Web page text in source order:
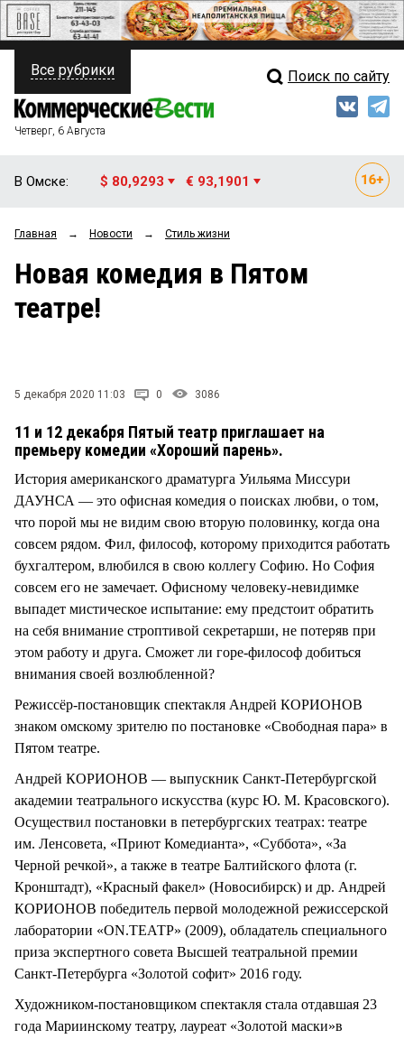
ПОЛИТИКА
ФИНАНСЫ
ОБЩЕСТВО
ЗАКОН
НОВОСТИ КОМПАНИЙ
СТИЛЬ ЖИЗНИ
Свежий выпуск
Рейтинги
Все рубрики Поиск по сайту
Четверг, 6 Августа
В Омске: $ 80,9293 € 93,1901
Главная → Новости → Стиль жизни
Новая комедия в Пятом
театре!
5 декабря 2020 11:03 0 3086
11 и 12 декабря Пятый театр приглашает на
премьеру комедии «Хороший парень».
История американского драматурга Уильяма Миссури
ДАУНСА — это офисная комедия о поисках любви, о том,
что порой мы не видим свою вторую половинку, когда она
совсем рядом. Фил, философ, которому приходится работать
бухгалтером, влюбился в свою коллегу Софию. Но София
совсем его не замечает. Офисному человеку-невидимке
выпадет мистическое испытание: ему предстоит обратить
на себя внимание строптивой секретарши, не потеряв при
этом работу и друга. Сможет ли горе-философ добиться
внимания своей возлюбленной?
Режиссёр-постановщик спектакля Андрей КОРИОНОВ
знаком омскому зрителю по постановке «Свободная пара» в
Пятом театре.
Андрей КОРИОНОВ — выпускник Санкт-Петербургской
академии театрального искусства (курс Ю. М. Красовского).
Осуществил постановки в петербургских театрах: театре
им. Ленсовета, «Приют Комедианта», «Суббота», «За
Черной речкой», а также в театре Балтийского флота (г.
Кронштадт), «Красный факел» (Новосибирск) и др. Андрей
КОРИОНОВ победитель первой молодежной режиссерской
лаборатории «ON.ТЕАТР» (2009), обладатель специального
приза экспертного совета Высшей театральной премии
Санкт-Петербурга «Золотой софит» 2016 году.
Художником-постановщиком спектакля стала отдавшая 23
года Мариинскому театру, лауреат «Золотой маски»в